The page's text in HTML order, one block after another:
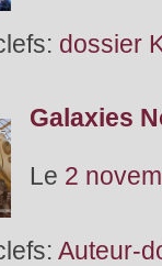
dossier
Galaxies
Le 2
Auteur-